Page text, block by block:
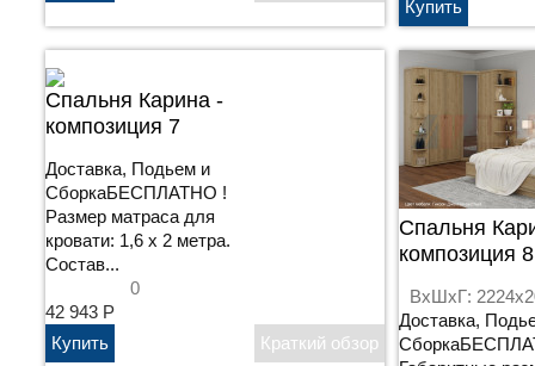
Cпальня Карина -
композиция 7
Доставка, Подьем и
СборкаБЕСПЛАТНО !
Размер матраса для
кровати: 1,6 х 2 метра.
Состав...
0
42 943 Р
Cпальня
композиция 8
ВхШхГ:
Доставка,